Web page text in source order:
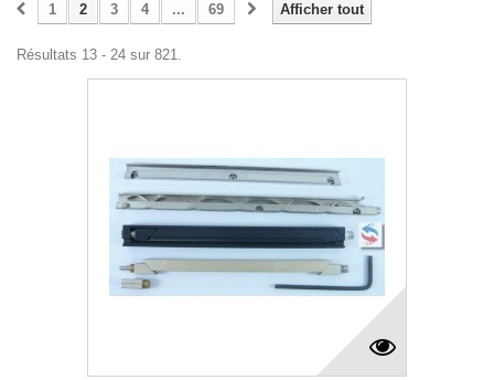
Afficher tout
1 2 3 4 ... 69
Résultats 13 - 24 sur 821.